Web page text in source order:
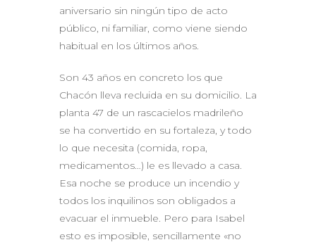
aniversario sin ningún tipo de acto
público, ni familiar, como viene siendo
habitual en los últimos años.
Son 43 años en concreto los que
Chacón lleva recluida en su domicilio. La
planta 47 de un rascacielos madrileño
se ha convertido en su fortaleza, y todo
lo que necesita (comida, ropa,
medicamentos…) le es llevado a casa.
Esa noche se produce un incendio y
todos los inquilinos son obligados a
evacuar el inmueble. Pero para Isabel
esto es imposible, sencillamente «no